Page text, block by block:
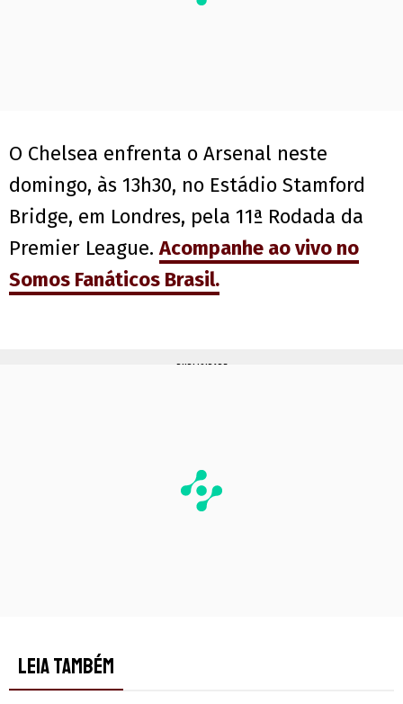
O Chelsea enfrenta o Arsenal neste
domingo, às 13h30, no Estádio Stamford
Bridge, em Londres, pela 11ª Rodada da
Premier League.Acompanhe ao vivo no
Somos Fanáticos Brasil.
PUBLICIDADE
LEIA TAMBÉM